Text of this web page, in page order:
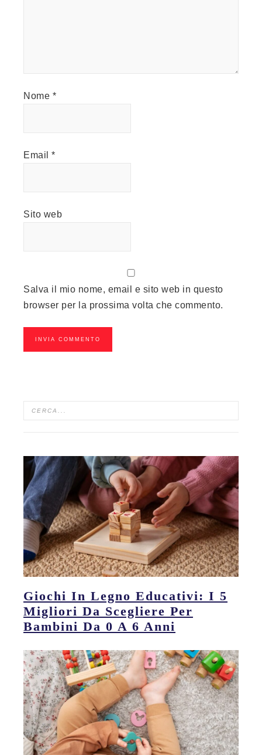
Nome *
Email *
Sito web
Salva il mio nome, email e sito web in questo
browser per la prossima volta che commento.
Giochi In Legno Educativi: I 5
Migliori Da Scegliere Per
Bambini Da 0 A 6 Anni